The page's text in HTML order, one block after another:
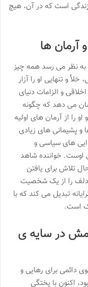
است که در آن، هیچ
آرمان ها
نظر می رسد همه چیز
و تنهایی او را آزار
و الزامات دنیای
می دهد که چگونه
را از آرمان های اولیه
و پشیمانی های زیادی
های سیاسی و
اوست. خواننده شاهد
تلاش برای یافتن
را از یک شخصیت
تبدیل می کند که با
است.
در سایه ی
دائمی برای رهایی و
اکنون با پختگی